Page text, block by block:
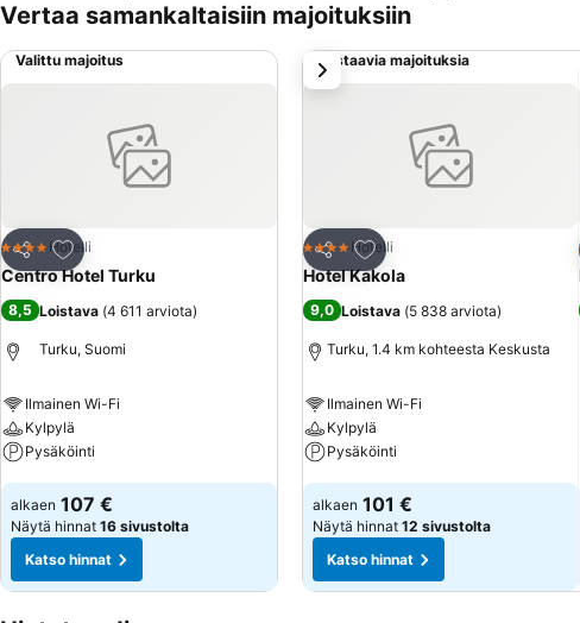
ja pallomeri perheen pienimmille. Asiakkaidemme käytössä ovat lisäksi
Paikkoja ei voi varata etukäteen vaan ne täytetään
parkkipaikkoja. Katupaikat ovat maksuttomia arkisin klo 20-09,
Vertaa samankaltaisiin majoituksiin
Valittu majoitus
Jaa
Lisää suosikkeihin
4 Tähtiluokitus
Hotelli
Centro Hotel Turku
8,5 Loistava (4 611 arviota)
Turku, Suomi
Ilmainen Wi-Fi
Kylpylä
Pysäköinti
Katso hinnat
alkaen 107 €
Näytä hinnat 16 sivustolta
Katso hinnat
Vastaavia majoituksia
Jaa
Lisää suosikkeihin
4 Tähtiluokitus
Hotelli
Hotel Kakola
9,0 Loistava (5 838 arviota)
Turku, 1.4 km kohteesta Keskusta
Ilmainen Wi-Fi
Kylpylä
Pysäköinti
Katso hinnat
alkaen 101 €
Näytä hinnat 12 sivustolta
Katso hinnat
seuraava